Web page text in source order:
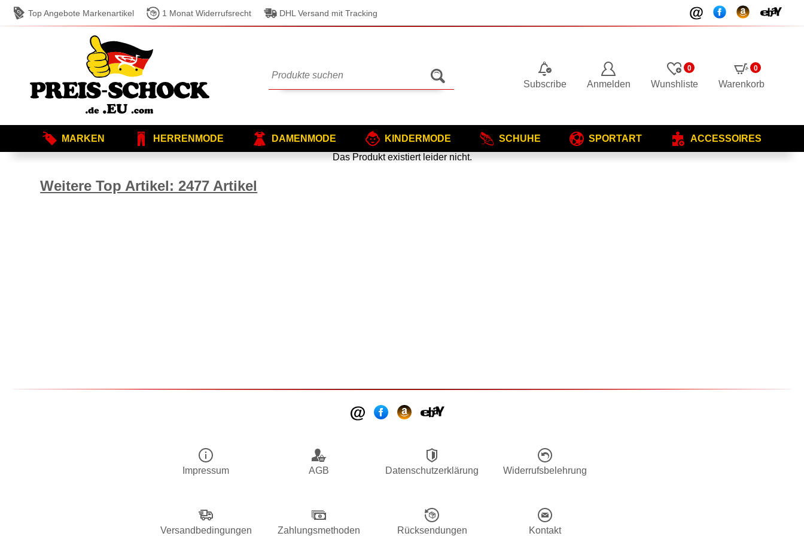
Top Angebote Markenartikel 1 Monat Widerrufsrecht DHL Versand mit Tracking
Subscribe Anmelden Wunshliste
0
Warenkorb
0
MARKEN HERRENMODE DAMENMODE KINDERMODE SCHUHE SPORTART
ACCESSOIRES
Das Produkt existiert leider nicht.
Weitere Top Artikel: 2477 Artikel
Impressum AGB Datenschutzerklärung Widerrufsbelehrung
Versandbedingungen Zahlungsmethoden Rücksendungen Kontakt